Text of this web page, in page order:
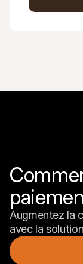
Augmentez la
avec la